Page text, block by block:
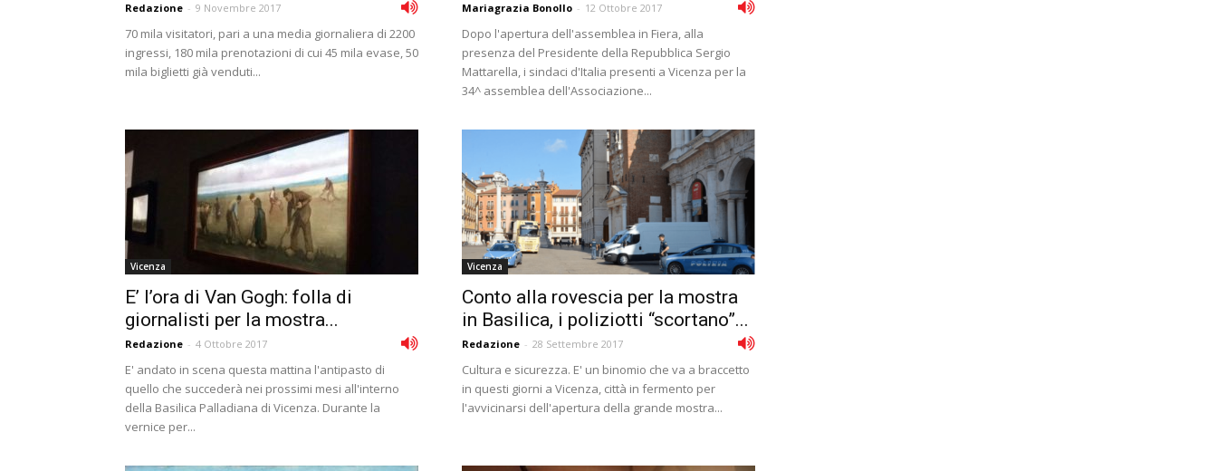
Redazione - 9 Novembre 2017
70 mila visitatori, pari a una media giornaliera di 2200
ingressi, 180 mila prenotazioni di cui 45 mila evase, 50
mila biglietti già venduti...
Mariagrazia Bonollo - 12 Ottobre 2017
Dopo l'apertura dell'assemblea in Fiera, alla
presenza del Presidente della Repubblica Sergio
Mattarella, i sindaci d'Italia presenti a Vicenza per la
34^ assemblea dell'Associazione...
Vicenza
E’ l’ora di Van Gogh: folla di
giornalisti per la mostra...
Redazione - 4 Ottobre 2017
E' andato in scena questa mattina l'antipasto di
quello che succederà nei prossimi mesi all'interno
della Basilica Palladiana di Vicenza. Durante la
vernice per...
Vicenza
Conto alla rovescia per la mostra
in Basilica, i poliziotti “scortano”...
Redazione - 28 Settembre 2017
Cultura e sicurezza. E' un binomio che va a braccetto
in questi giorni a Vicenza, città in fermento per
l'avvicinarsi dell'apertura della grande mostra...